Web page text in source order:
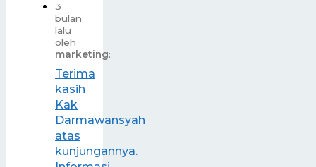
3
bulan
lalu
oleh
marketing:
Terima
kasih
Kak
Darmawansyah
atas
kunjungannya.